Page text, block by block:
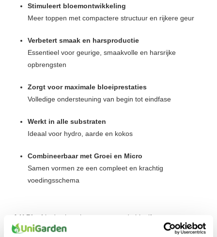
Stimuleert bloemontwikkeling
Meer toppen met compactere structuur en rijkere geur
Verbetert smaak en harsproductie
Essentieel voor geurige, smaakvolle en harsrijke
opbrengsten
Zorgt voor maximale bloeiprestaties
Volledige ondersteuning van begin tot eindfase
Werkt in alle substraten
Ideaal voor hydro, aarde en kokos
Combineerbaar met Groei en Micro
Samen vormen ze een compleet en krachtig
voedingsschema
A H Bloei is de sleutel tot een gezonde bloeifase en
topkwaliteit eindproduct.